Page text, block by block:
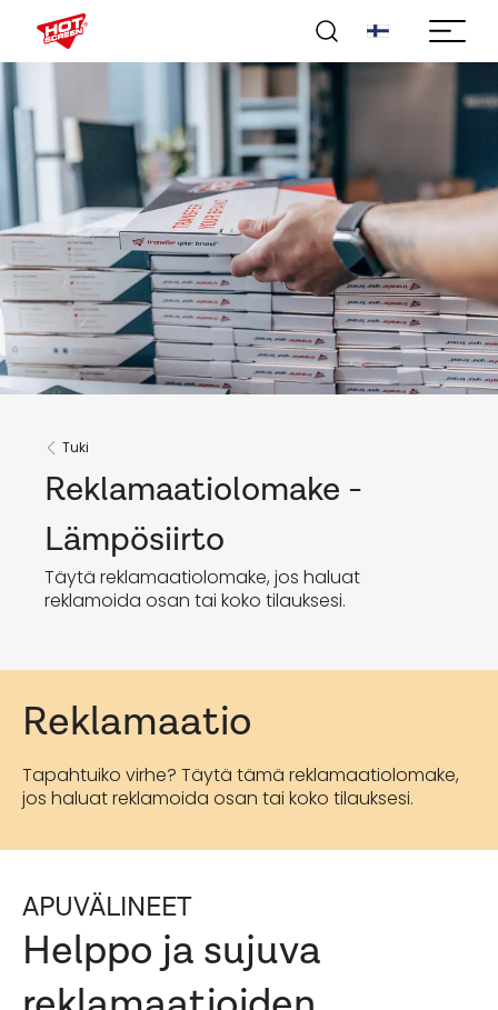
Tuki
Reklamaatiolomake -
Lämpösiirto
Täytä reklamaatiolomake, jos haluat
reklamoida osan tai koko tilauksesi.
Reklamaatio
Tapahtuiko virhe? Täytä tämä reklamaatiolomake,
jos haluat reklamoida osan tai koko tilauksesi.
APUVÄLINEET
Helppo ja sujuva